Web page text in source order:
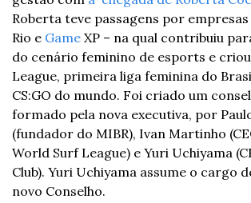
Roberta teve passagens por
Rio e Game XP – na qual contribuiu
do cenário feminino de esports e
League, primeira liga feminina do
CS:GO do mundo. Foi criado um
formado pela nova executiva, por
(fundador do MIBR), Ivan Martinho
World Surf League) e Yuri Uchiyama
Club). Yuri Uchiyama assume o cargo
novo Conselho.